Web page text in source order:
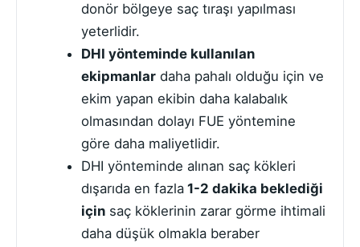
donör bölgeye saç tıraşı yapılması
yeterlidir.
DHI yönteminde kullanılan
ekipmanlardaha pahalı olduğu için ve
ekim yapan ekibin daha kalabalık
olmasından dolayı FUE yöntemine
göre daha maliyetlidir.
DHI yönteminde alınan saç kökleri
dışarıda en fazla1-2 dakika beklediği
içinsaç köklerinin zarar görme ihtimali
daha düşük olmakla beraber